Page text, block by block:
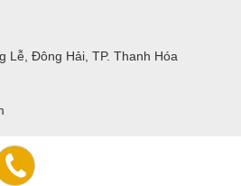
Lễ, Đông Hải, TP. Thanh Hóa
Tống Duy Tân, p.Lam Sơn,